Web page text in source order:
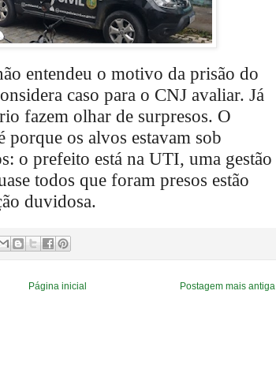
entendeu o motivo da prisão do
caso para o CNJ avaliar. Já
fazem olhar de surpresos. O
porque os alvos estavam sob
o prefeito está na UTI, uma gestão
todos que foram presos estão
duvidosa.
Postagem mais antiga
Página inicial